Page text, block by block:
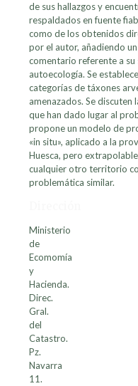
de sus hallazgos y
respaldados en fuente
como de los obtenidos
por el autor, añadiendo
comentario referente a su
autoecología. Se
categorías de táxones
amenazados. Se discuten
que han dado lugar al
propone un modelo de
«in situ», aplicado a la
Huesca, pero
cualquier otro territorio
problemática similar.
Ministerio
de
Ecomomía
y
Hacienda.
Direc.
Gral.
del
Catastro.
Pz.
Navarra
11.